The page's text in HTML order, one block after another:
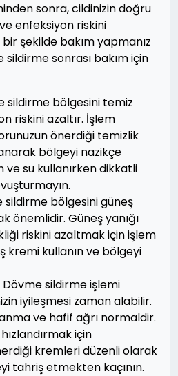
sonra, cildinizin doğru
enfeksiyon riskini
şekilde bakım yapmanız
sonrası bakım için
sildirme bölgesini temiz
riskini azaltır. İşlem
önerdiği temizlik
bölgeyi nazikçe
ve su kullanırken dikkatli
sildirme bölgesini güneş
önemlidir. Güneş yanığı
riskini azaltmak için işlem
kremi kullanın ve bölgeyi
Dövme sildirme işlemi
iyileşmesi zaman alabilir.
ve hafif ağrı normaldir.
için
kremleri düzenli olarak
tahriş etmekten kaçının.